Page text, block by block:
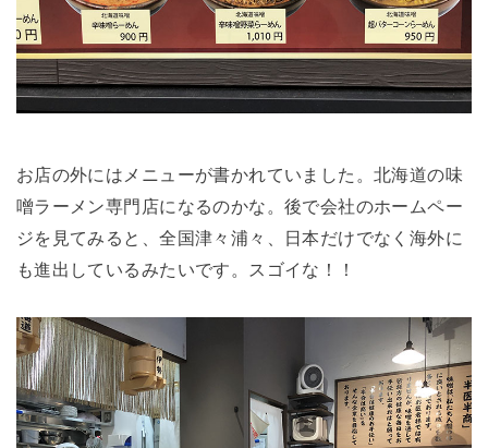
お店の外にはメニューが書かれていました。北海道の味
噌ラーメン専門店になるのかな。後で会社のホームペー
ジを見てみると、全国津々浦々、日本だけでなく海外に
も進出しているみたいです。スゴイな！！